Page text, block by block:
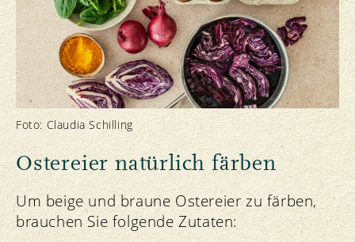
Foto: Claudia Schilling
Ostereier natürlich färben
Um beige und braune Ostereier zu färben,
brauchen Sie folgende Zutaten: